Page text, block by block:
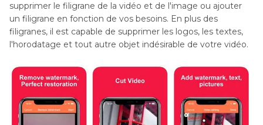
supprimer le filigrane de la vidéo et de l'image ou ajouter
un filigrane en fonction de vos besoins. En plus des
filigranes, il est capable de supprimer les logos, les textes,
l'horodatage et tout autre objet indésirable de votre vidéo.